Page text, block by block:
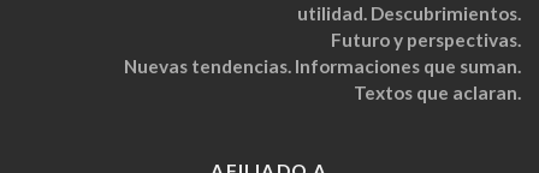
utilidad. Descubrimientos.
Futuro y perspectivas.
Nuevas tendencias. Informaciones que suman.
Textos que aclaran.